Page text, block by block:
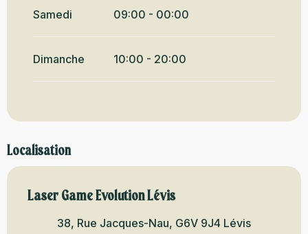
Samedi 09:00 - 00:00
Dimanche 10:00 - 20:00
Localisation
Laser Game Evolution Lévis
38, Rue Jacques-Nau, G6V 9J4 Lévis